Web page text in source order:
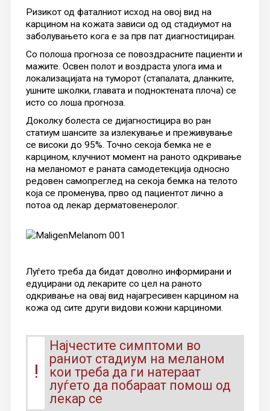
Ризикот од фаталниот исход на овој вид на
карцином на кожата зависи од од стадиумот на
заболувањето кога е за прв пат диагностициран.
Со полоша прогноза се повоздрасните пациенти и
мажите. Освен полот и воздраста улога има и
локализацијата на туморот (стапалата, дланките,
ушните школки, главата и подноктената плоча) се
исто со лоша прогноза.
Доколку болеста се дијагностицира во ран
статиум шансите за излекување и преживување
се високи до 95%. Точно секоја бемка не е
карцином, клучниот момент на раното одкривање
на меланомот е раната самодетекција односно
редовен самопреглед на секоја бемка на телото
која се променува, прво од пациентот лично а
потоа од лекар дерматовенеролог.
Луѓето треба да бидат доволно информирани и
едуцирани од лекарите со цел на раното
одкривање на овај вид најагресивен карцином на
кожа од сите други видови кожни карциноми.
!
Најчестите симптоми во
раниот стадиум на меланом
кои треба да ги натераат
луѓето да побараат помош од
лекар се